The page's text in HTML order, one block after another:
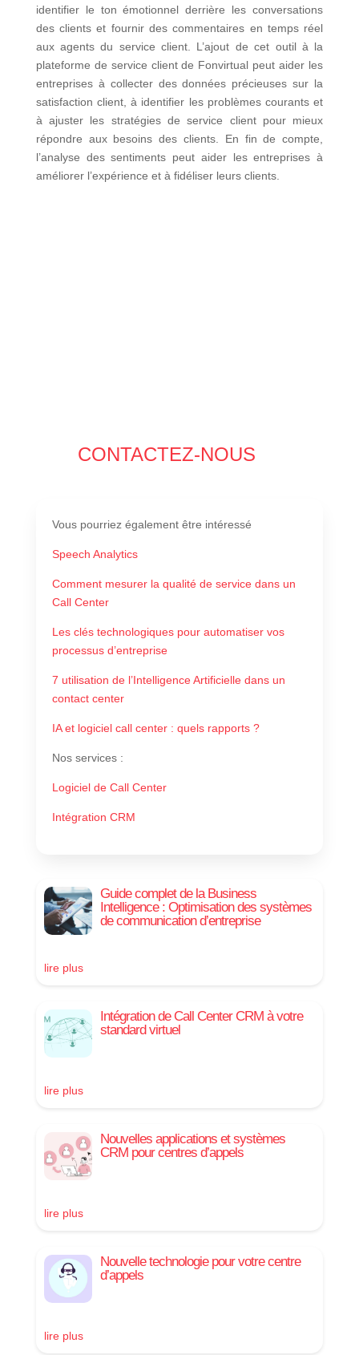
identifier le ton émotionnel derrière les conversations
des clients et fournir des commentaires en temps réel
aux agents du service client. L’ajout de cet outil à la
plateforme de service client de Fonvirtual peut aider les
entreprises à collecter des données précieuses sur la
satisfaction client, à identifier les problèmes courants et
à ajuster les stratégies de service client pour mieux
répondre aux besoins des clients. En fin de compte,
l’analyse des sentiments peut aider les entreprises à
améliorer l’expérience et à fidéliser leurs clients.
CONTACTEZ-NOUS
Vous pourriez également être intéressé
Speech Analytics
Comment mesurer la qualité de service dans un
Call Center
Les clés technologiques pour automatiser vos
processus d’entreprise
7 utilisation de l’Intelligence Artificielle dans un
contact center
IA et logiciel call center : quels rapports ?
Nos services :
Logiciel de Call Center
Intégration CRM
Guide complet de la Business
Intelligence : Optimisation des systèmes
de communication d’entreprise
lire plus
Intégration de Call Center CRM à votre
standard virtuel
lire plus
Nouvelles applications et systèmes
CRM pour centres d’appels
lire plus
Nouvelle technologie pour votre centre
d’appels
lire plus